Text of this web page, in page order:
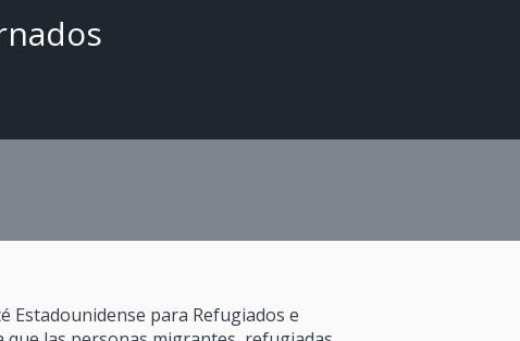
Estadounidense para Refugiados e